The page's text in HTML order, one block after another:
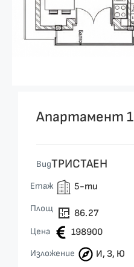
Апартамент
ВидТРИСТАЕН
Етаж
5-ти
Площ
86.27
Цена
198900
Изложение
И, З, Ю